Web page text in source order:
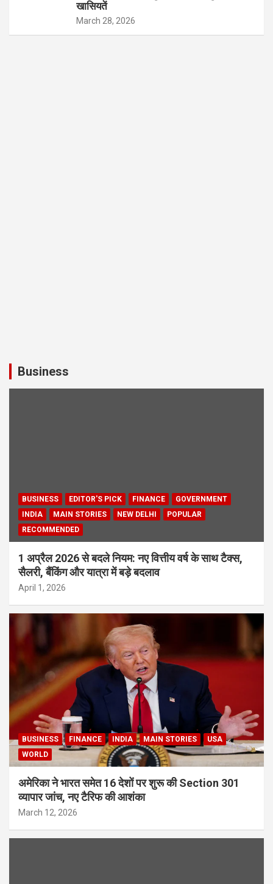
खासियतें
March 28, 2026
Business
BUSINESS EDITOR'S PICK FINANCE
GOVERNMENT
INDIA
MAIN STORIES NEW DELHI
POPULAR
RECOMMENDED
1 अप्रैल 2026 से बदले नियम: नए वित्तीय वर्ष के साथ टैक्स,
सैलरी, बैंकिंग और यात्रा में बड़े बदलाव
April 1, 2026
BUSINESS FINANCE INDIA MAIN STORIES
USA
WORLD
अमेरिका ने भारत समेत 16 देशों पर शुरू की Section 301
व्यापार जांच, नए टैरिफ की आशंका
March 12, 2026